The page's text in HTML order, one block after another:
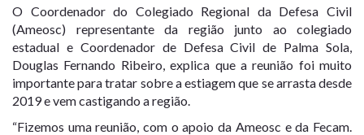
O Coordenador do Colegiado Regional da Defesa Civil
(Ameosc) representante da região junto ao colegiado
estadual e Coordenador de Defesa Civil de Palma Sola,
Douglas Fernando Ribeiro, explica que a reunião foi muito
importante para tratar sobre a estiagem que se arrasta desde
2019 e vem castigando a região.
“Fizemos uma reunião, com o apoio da Ameosc e da Fecam.